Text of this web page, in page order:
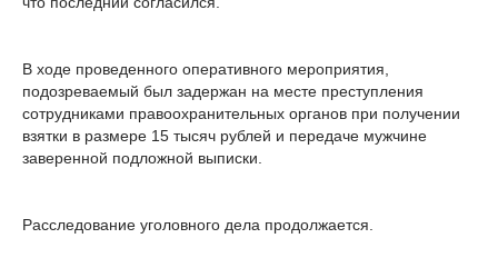
В ходе проведенного оперативного мероприятия,
подозреваемый был задержан на месте преступления
сотрудниками правоохранительных органов при получении
взятки в размере 15 тысяч рублей и передаче мужчине
заверенной подложной выписки.
Расследование уголовного дела продолжается.